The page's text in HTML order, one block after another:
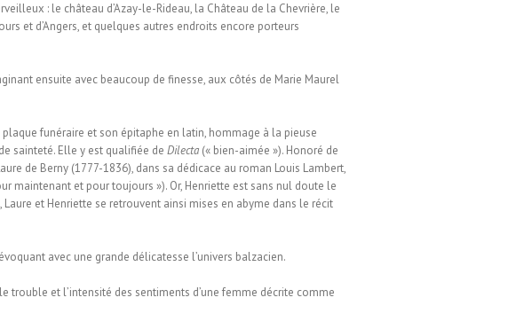
: le château d’Azay-le-Rideau, la Château de la Chevrière, le
et d’Angers, et quelques autres endroits encore porteurs
ensuite avec beaucoup de finesse, aux côtés de Marie Maurel
funéraire et son épitaphe en latin, hommage à la pieuse
sainteté. Elle y est qualifiée de Dilecta (« bien-aimée »). Honoré de
de Berny (1777-1836), dans sa dédicace au roman Louis Lambert,
maintenant et pour toujours »). Or, Henriette est sans nul doute le
Laure et Henriette se retrouvent ainsi mises en abyme dans le récit
avec une grande délicatesse l’univers balzacien.
et l’intensité des sentiments d’une femme décrite comme